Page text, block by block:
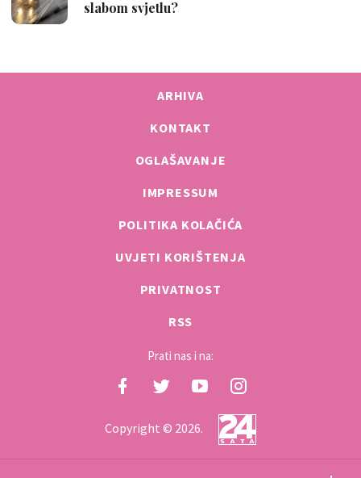
ARHIVA
KONTAKT
OGLAŠAVANJE
IMPRESSUM
POLITIKA KOLAČIĆA
UVJETI KORIŠTENJA
PRIVATNOST
RSS
Prati nas i na:
Copyright © 2026.